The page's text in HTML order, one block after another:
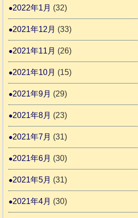
2022年1月 (32)
2021年12月 (33)
2021年11月 (26)
2021年10月 (15)
2021年9月 (29)
2021年8月 (23)
2021年7月 (31)
2021年6月 (30)
2021年5月 (31)
2021年4月 (30)